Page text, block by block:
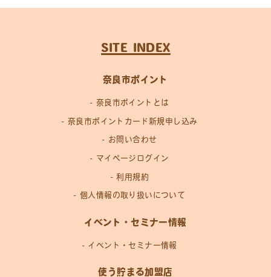
SITE INDEX
奈良市ポイント
奈良市ポイントとは
奈良市ポイントカード新規申し込み
お問い合わせ
マイページログイン
利用規約
個人情報の取り扱いについて
イベント・セミナー情報
イベント・セミナー情報
使う貯まる加盟店